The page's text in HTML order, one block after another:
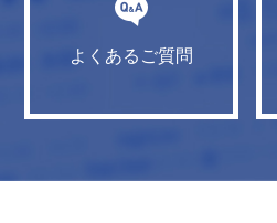
よくあるご質問